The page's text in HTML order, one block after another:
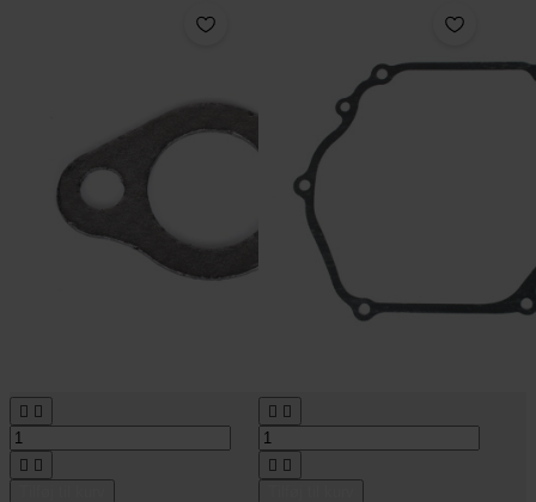
 
 
 
 